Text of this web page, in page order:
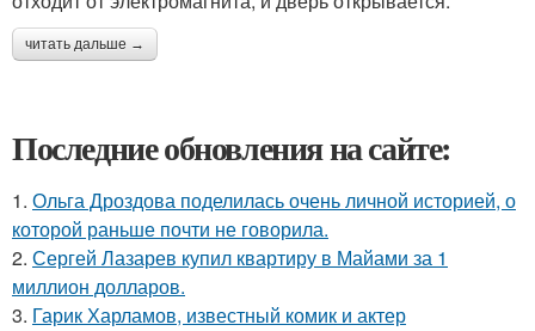
читать дальше →
Последние обновления на сайте:
1. Ольга Дроздова поделилась очень личной историей, о
которой раньше почти не говорила.
2. Сергей Лазарев купил квартиру в Майами за 1
миллион долларов.
3. Гарик Харламов, известный комик и актер